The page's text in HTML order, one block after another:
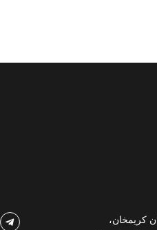
کریمخان،